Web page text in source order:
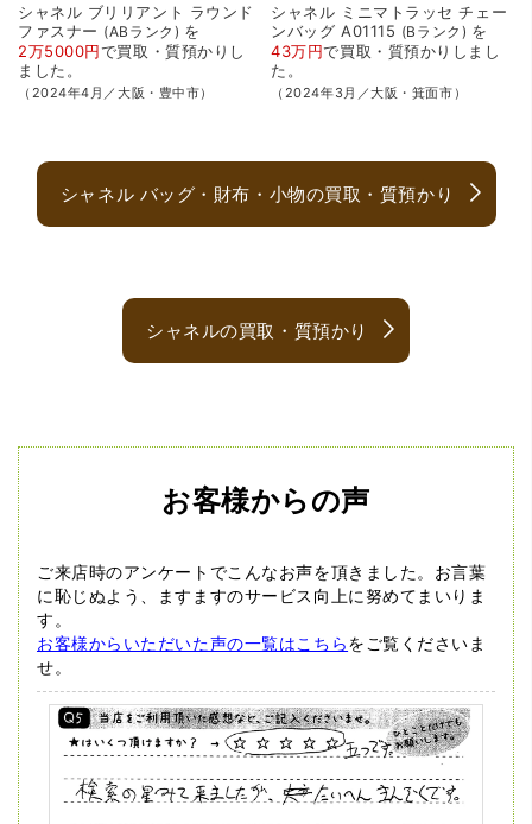
シャネル ブリリアント ラウンド
ファスナー
ABランク
を
2万5000円で買取・質預かり し
ました。
（2024年4月／大阪・豊中市）
シャネル ミニマトラッセ チェー
ンバッグ A01115 Bランク
を
43万円で買取・質預かり しまし
た。
（2024年3月／大阪・箕面市）
シャネル バッグ・財布・小物の買取・質預かり
シャネルの買取・質預かり
お客様からの声
ご来店時のアンケートでこんなお声を頂きました。 お言葉
に恥じぬよう、ますますのサービス向上に努めてまいりま
す。
お客様からいただいた声の一覧はこちらをご覧くださいま
せ。